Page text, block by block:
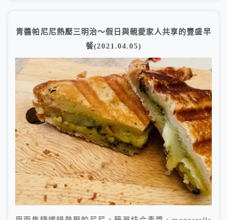
青醬帕尼尼熱壓三明治～假日與親愛家人共享的豐盛早
餐(2021.04.05)